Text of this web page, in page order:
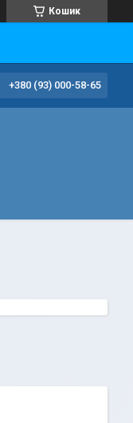
Кошик
+380 (93) 000-58-65